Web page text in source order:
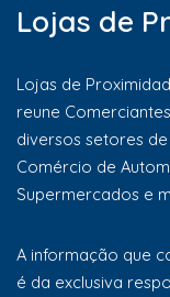
Lojas de
Lojas de
reune
diversos setores
Comércio de
Supermercados e
A informação que
é da exclusiva